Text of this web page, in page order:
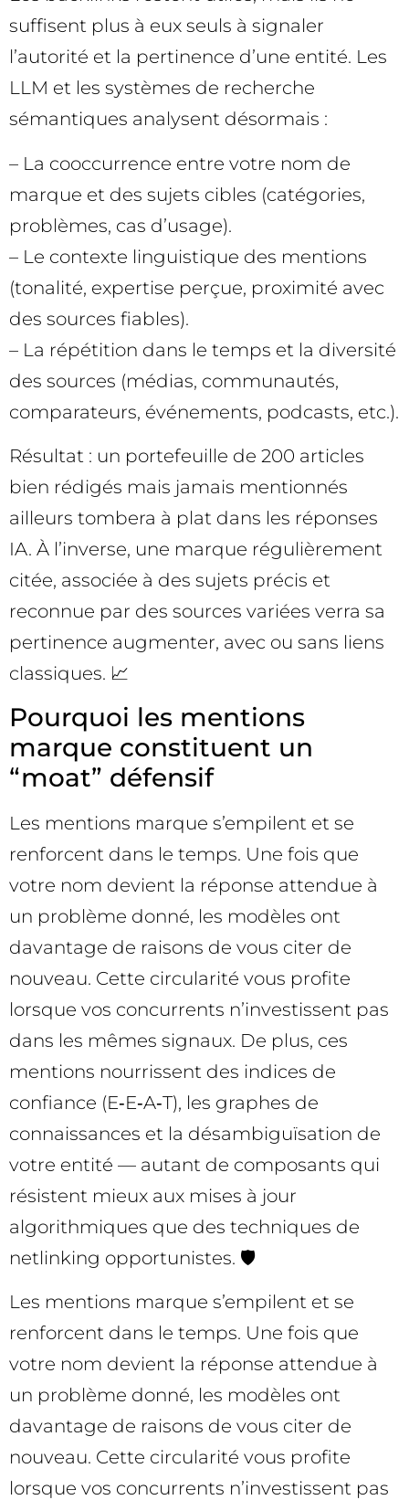
suffisent plus à eux seuls à signaler
l’autorité et la pertinence d’une entité. Les
LLM et les systèmes de recherche
sémantiques analysent désormais :
– La cooccurrence entre votre nom de
marque et des sujets cibles (catégories,
problèmes, cas d’usage).
– Le contexte linguistique des mentions
(tonalité, expertise perçue, proximité avec
des sources fiables).
– La répétition dans le temps et la diversité
des sources (médias, communautés,
comparateurs, événements, podcasts, etc.).
Résultat : un portefeuille de 200 articles
bien rédigés mais jamais mentionnés
ailleurs tombera à plat dans les réponses
IA. À l’inverse, une marque régulièrement
citée, associée à des sujets précis et
reconnue par des sources variées verra sa
pertinence augmenter, avec ou sans liens
classiques. 📈
Pourquoi les mentions
marque constituent un
“moat” défensif
Les mentions marque s’empilent et se
renforcent dans le temps. Une fois que
votre nom devient la réponse attendue à
un problème donné, les modèles ont
davantage de raisons de vous citer de
nouveau. Cette circularité vous profite
lorsque vos concurrents n’investissent pas
dans les mêmes signaux. De plus, ces
mentions nourrissent des indices de
confiance (E‑E‑A‑T), les graphes de
connaissances et la désambiguïsation de
votre entité — autant de composants qui
résistent mieux aux mises à jour
algorithmiques que des techniques de
netlinking opportunistes. 🛡️
Les mentions marque s’empilent et se
renforcent dans le temps. Une fois que
votre nom devient la réponse attendue à
un problème donné, les modèles ont
davantage de raisons de vous citer de
nouveau. Cette circularité vous profite
lorsque vos concurrents n’investissent pas